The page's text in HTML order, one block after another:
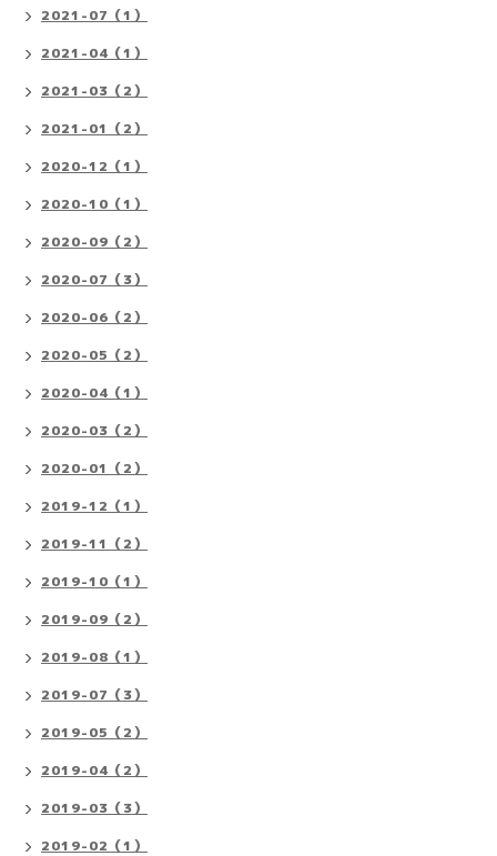
2021-07（1）
2021-04（1）
2021-03（2）
2021-01（2）
2020-12（1）
2020-10（1）
2020-09（2）
2020-07（3）
2020-06（2）
2020-05（2）
2020-04（1）
2020-03（2）
2020-01（2）
2019-12（1）
2019-11（2）
2019-10（1）
2019-09（2）
2019-08（1）
2019-07（3）
2019-05（2）
2019-04（2）
2019-03（3）
2019-02（1）